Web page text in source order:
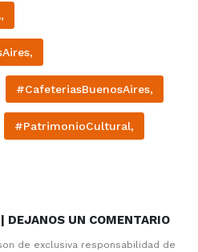
#CafeteriasBuenosAires,
#PatrimonioCultural,
DEJANOS UN COMENTARIO
de exclusiva responsabilidad de